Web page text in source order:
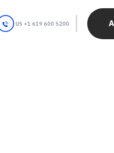
US +1 619 600 5200